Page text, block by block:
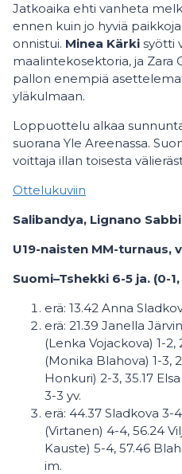
Jatkoaika ehti vanheta
ennen kuin jo hyviä
onnistui. Minea Kärki syötti
maalintekosektoria, ja
pallon enempiä
yläkulmaan.
Loppuottelu alkaa
suorana Yle Areenassa.
voittaja illan toisesta
Ottelukuviin
Salibandya, Lignano
U19-naisten MM-turnaus,
Suomi–Tshekki 6-5 ja. (0-
erä: 13.42 Anna
erä: 21.39 Janella
(Lenka Vojackova) 1-
(Monika Blahova) 1-3,
Honkuri) 2-3, 35.17
3-3 yv.
erä: 44.37 Sladkova 3-
(Virtanen) 4-4, 56.24
Kauste) 5-4, 57.46
im.